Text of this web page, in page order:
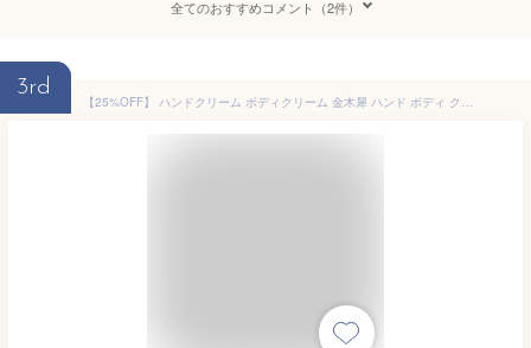
全てのおすすめコメント（2件）
3rd
【25%OFF】 ハンドクリーム ボディクリーム 金木犀 ハンド ボディ クリーム 手 レディース メンズ ユニセックス 香り 手 指 手荒れ ささくれ さらさら いい香り ギフト プレゼント 無添加 保湿 Ms.Osmanthus